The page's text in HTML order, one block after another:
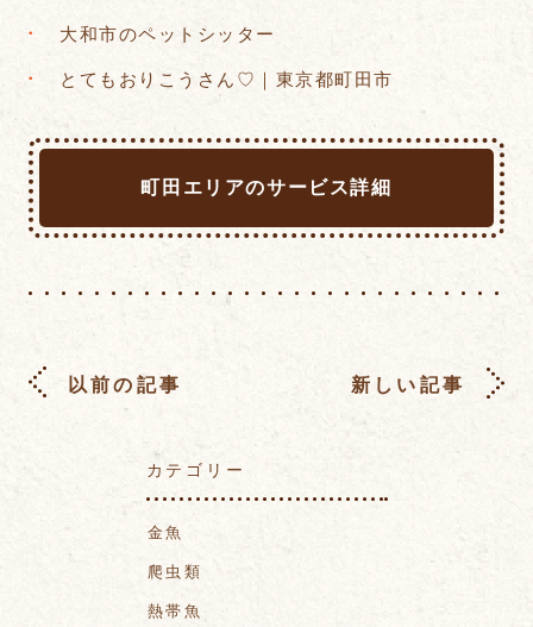
大和市のペットシッター
とてもおりこうさん♡｜東京都町田市
町田エリアのサービス詳細
以前の記事 新しい記事
カテゴリー
金魚
爬虫類
熱帯魚